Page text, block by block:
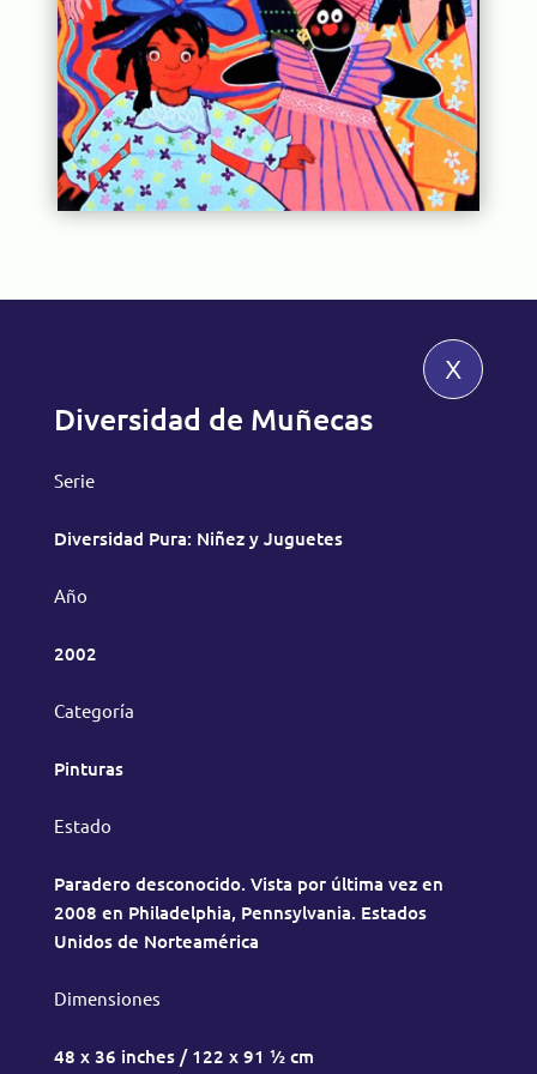
x
Diversidad de Muñecas
Serie
Diversidad Pura: Niñez y Juguetes
Año
2002
Categoría
Pinturas
Estado
Paradero desconocido. Vista por última vez en
2008 en Philadelphia, Pennsylvania. Estados
Unidos de Norteamérica
Dimensiones
48 x 36 inches / 122 x 91 ½ cm